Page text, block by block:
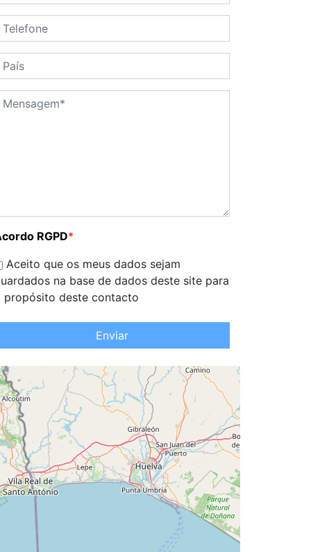
RGPD*
Aceito que os meus dados sejam
na base de dados deste site para
propósito deste contacto
Enviar